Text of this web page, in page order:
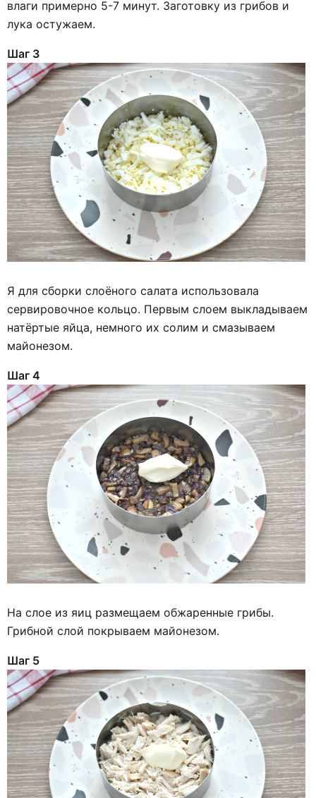
влаги примерно 5-7 минут. Заготовку из грибов и
лука остужаем.
Шаг 3
Я для сборки слоёного салата использовала
сервировочное кольцо. Первым слоем выкладываем
натёртые яйца, немного их солим и смазываем
майонезом.
Шаг 4
На слое из яиц размещаем обжаренные грибы.
Грибной слой покрываем майонезом.
Шаг 5